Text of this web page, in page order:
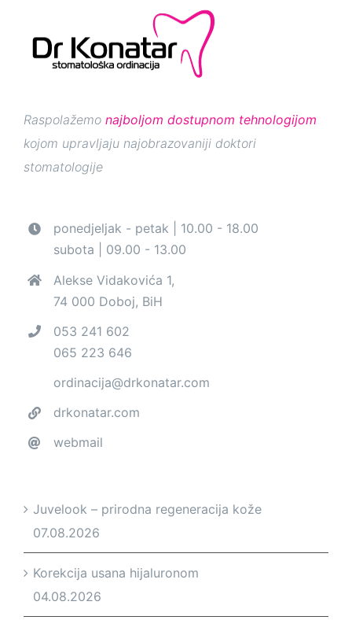
Raspolažemo najboljom dostupnom tehnologijom
kojom upravljaju najobrazovaniji doktori
stomatologije
ponedjeljak - petak | 10.00 - 18.00
subota | 09.00 - 13.00
Alekse Vidakovića 1,
74 000 Doboj, BiH
053 241 602
065 223 646
ordinacija@drkonatar.com
drkonatar.com
webmail
Juvelook – prirodna regeneracija kože
07.08.2026
Korekcija usana hijaluronom
04.08.2026